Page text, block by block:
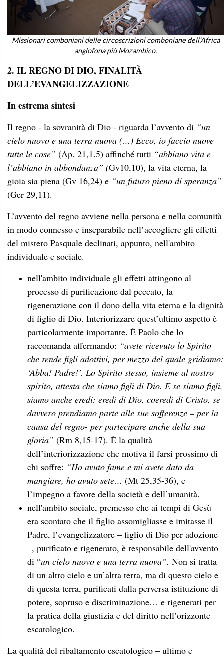
Missionari comboniani delle circoscrizioni comboniane dell'Africa
anglofona più Mozambico.
2. IL REGNO DI DIO, FINALITÀ
DELL’EVANGELIZZAZIONE
In estrema sintesi
Il regno - la sovranità di Dio - riguarda l’avvento di “un
cielo nuovo e una terra nuova (…) Ecco, io faccio nuove
tutte le cose” (Ap. 21,1.5) affinché tutti “abbiano vita e
l’abbiano in abbondanza” (Gv10,10), la vita eterna, la
gioia sia piena (Gv 16,24) e “un futuro pieno di speranza”
(Ger 29,11).
L’avvento del regno avviene nella persona e nella comunità
in modo connesso e inseparabile nell’accogliere gli effetti
del mistero Pasquale declinati, appunto, nell'ambito
individuale e sociale.
nell'ambito individuale gli effetti attingono al
processo di purificazione dal peccato, la
rigenerazione con il dono della vita eterna e la dignità
di figlio di Dio. Interiorizzare quest’ultimo aspetto è
particolarmente importante. È Paolo che lo
raccomanda affermando: “avete ricevuto lo Spirito
che rende figli adottivi, per mezzo del quale gridiamo:
‘Abba! Padre!’. Lo Spirito stesso, insieme al nostro
spirito, attesta che siamo figli di Dio. E se siamo figli,
siamo anche eredi: eredi di Dio, coeredi di Cristo, se
davvero prendiamo parte alle sue sofferenze – per la
causa del regno- per partecipare anche della sua
gloria” (Rm 8,15-17). È la qualità
dell’interiorizzazione che motiva il farsi prossimo di
chi soffre: “Ho avuto fame e mi avete dato da
mangiare, ho avuto sete… (Mt 25,35-36), e
l’impegno a favore della società e dell’umanità.
nell'ambito sociale, premesso che ai tempi di Gesù
era scontato che il figlio assomigliasse e imitasse il
Padre, l’evangelizzatore – figlio di Dio per adozione
–, purificato e rigenerato, è responsabile dell'avvento
di “un cielo nuovo e una terra nuova”. Non si tratta
di un altro cielo e un’altra terra, ma di questo cielo e
di questa terra, purificati dalla perversa istituzione di
potere, sopruso e discriminazione… e rigenerati per
la pratica della giustizia e del diritto nell’orizzonte
escatologico.
La qualità del ribaltamento escatologico – ultimo e